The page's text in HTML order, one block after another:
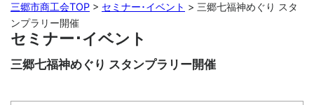
三郷市商工会TOP > セミナー･イベント > 三郷七福神めぐり スタ
ンプラリー開催
セミナー･イベント
三郷七福神めぐり スタンプラリー開催